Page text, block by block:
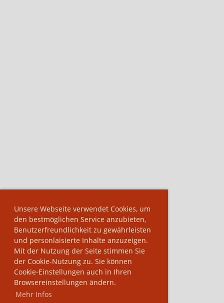
Unsere Webseite verwendet Cookies, um
den bestmöglichen Service anzubieten,
Benutzerfreundlichkeit zu gewährleisten
und personlaisierte Inhalte anzuzeigen.
Mit der Nutzung der Seite stimmen Sie
der Cookie-Nutzung zu. Sie können
Cookie-Einstellungen auch in Ihren
Browsereinstellungen ändern.
Mehr Infos